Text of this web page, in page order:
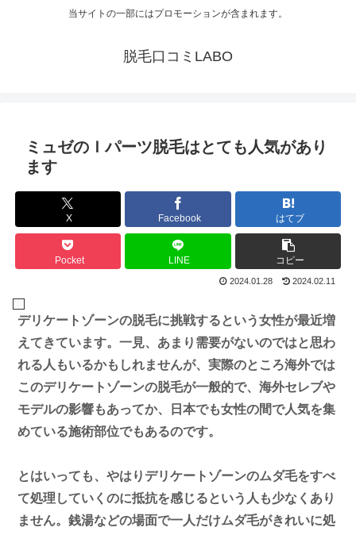
当サイトの一部にはプロモーションが含まれます。
脱毛口コミLABO
ミュゼのＩパーツ脱毛はとても人気があり
ます
X Facebook はてブ
Pocket LINE コピー
2024.01.28 2024.02.11
デリケートゾーンの脱毛に挑戦するという女性が最近増
えてきています。一見、あまり需要がないのではと思わ
れる人もいるかもしれませんが、実際のところ海外では
このデリケートゾーンの脱毛が一般的で、海外セレブや
モデルの影響もあってか、日本でも女性の間で人気を集
めている施術部位でもあるのです。
とはいっても、やはりデリケートゾーンのムダ毛をすべ
て処理していくのに抵抗を感じるという人も少なくあり
ません。銭湯などの場面で一人だけムダ毛がきれいに処